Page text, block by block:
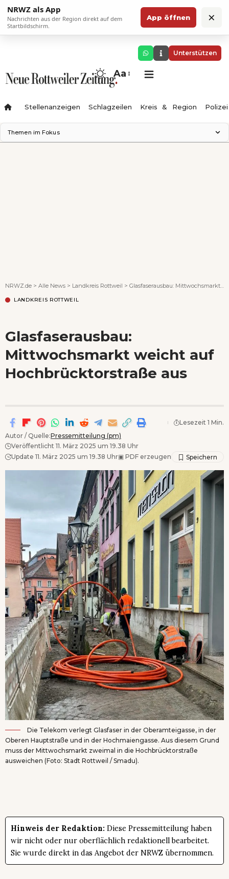
NRWZ als App
Nachrichten aus der Region direkt auf dem
Startbildschirm.
App öffnen ×
Unterstützen
Aa
Stellenanzeigen Schlagzeilen Kreis & Region Polizei
Themen im Fokus
NRWZ.de > Alle News > Landkreis Rottweil > Glasfaserausbau: Mittwochsmarkt weicht auf Hochbrücktorstraße aus
LANDKREIS ROTTWEIL
Glasfaserausbau:
Mittwochsmarkt weicht auf
Hochbrücktorstraße aus
Autor / Quelle:Pressemitteilung (pm)
Veröffentlicht 11. März 2025 um 19.38 Uhr
Update 11. März 2025 um 19.38 Uhr▣ PDF erzeugen
Lesezeit 1 Min.
Die Telekom verlegt Glasfaser in der Oberamteigasse, in der
Oberen Hauptstraße und in der Hochmaiengasse. Aus diesem Grund
muss der Mittwochsmarkt zweimal in die Hochbrücktorstraße
ausweichen (Foto: Stadt Rottweil / Smadu).
Hinweis der Redaktion: Diese Pressemitteilung haben
wir nicht oder nur oberflächlich redaktionell bearbeitet.
Sie wurde direkt in das Angebot der NRWZ übernommen.